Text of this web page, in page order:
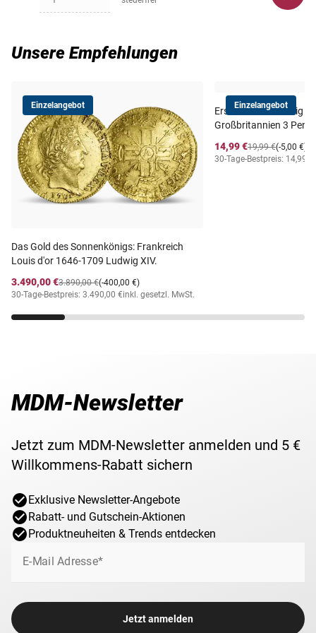
Nennwert
Maße 22 mm | 19 mm | 22 mm
2 Rand
Südafrika, 1961-1983, Gold (917/1000), 7,99 g, ø 22 mm,
Vorderseite: Jan van Riebeeck
Rückseite: Südafrikanischer Springbock, Wert und Jahr
Unsere Empfehlungen
Einzelangebot
Das Gold des Sonnenkönigs: Frankreich
Louis d'or 1646-1709 Ludwig XIV.
3.490,00 €
(-400,00 €)
3.890,00 €
30-Tage-Bestpreis: 3.490,00 €inkl. gesetzl. MwSt.
Einzelangebot
Erste Windsor-König
Großbritannien 3
14,99 €
(-5,00 €)
19,99 €
30-Tage-Bestpreis: 14,99 €
MDM-Newsletter
Jetzt zum MDM-Newsletter anmelden und 5 €
Willkommens-Rabatt sichern
Exklusive Newsletter-Angebote
Rabatt- und Gutschein-Aktionen
Produktneuheiten & Trends entdecken
E-Mail Adresse*
Jetzt anmelden